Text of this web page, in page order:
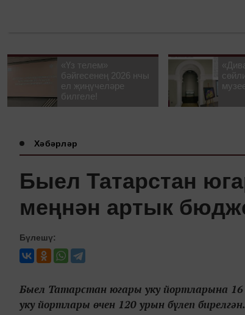
«Үз телем»
бәйгесенең 2026 нчы
ел җиңүчеләре
билгеле!
Хәбәрләр
Быел Татарстан
меңнән артык
Бүлешү:
Быел Татарстан югары уку йортларына
уку йортлары өчен 120 урын бүлеп